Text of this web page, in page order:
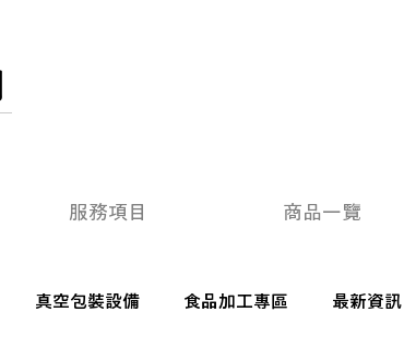
服務項目 商品一覽
真空包裝設備 食品加工專區 最新資訊